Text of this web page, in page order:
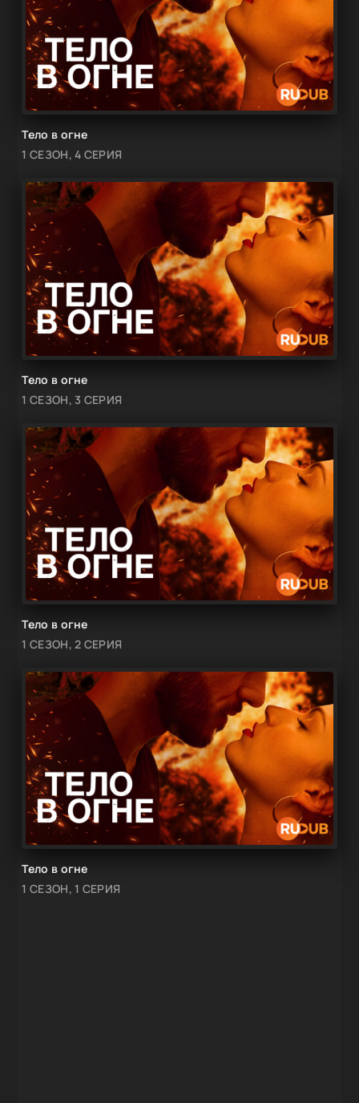
Тело в огне
1 СЕЗОН, 4 СЕРИЯ
Тело в огне
1 СЕЗОН, 3 СЕРИЯ
Тело в огне
1 СЕЗОН, 2 СЕРИЯ
Тело в огне
1 СЕЗОН, 1 СЕРИЯ